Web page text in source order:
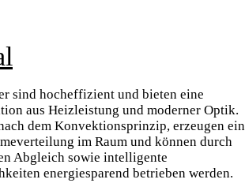
sind hocheffizient und bieten eine
aus Heizleistung und moderner Optik.
dem Konvektionsprinzip, erzeugen
im Raum und können durch
Abgleich sowie intelligente
energiesparend betrieben werden.